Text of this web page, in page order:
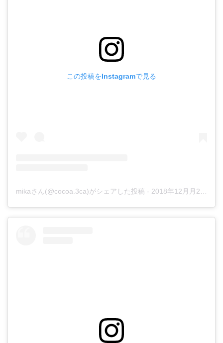
この投稿をInstagramで見る
mikaさん(@cocoa.3ca)がシェアした投稿 - 2018年12月月22日午後11時27分PST